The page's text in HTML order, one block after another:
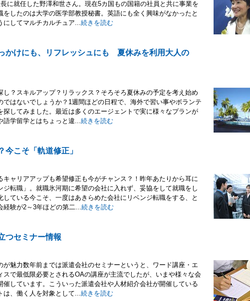
に就任した野澤和世さん。現在5カ国もの国籍の社員と共に事業を
をしたのは大学の医学部教授秘書。英語にも全く興味がなかったと
にしてマルチカルチュア...続きを読む
かけにも、リフレッシュにも 夏休みを利用大人の
し？スキルアップ？リラックス？そろそろ夏休みの予定を考え始め
ではないでしょうか？1週間ほどの日程で、海外で習い事やボランテ
探してみました。最近は多くのエージェントで実に様々なプランが
語学留学とはちょっと違...続きを読む
今こそ「軌道修正」
キャリアアップも希望修正も今がチャンス？！昨年あたりから耳に
ジ転職」。就職氷河期に希望の会社に入れず、妥協をして就職をし
している今こそ、一度はあきらめた会社にリベンジ転職をする、と
経験が2～3年ほどの第二...続きを読む
つセミナー情報
が魅力数年前までは派遣会社のセミナーというと、ワード講座・エ
スで最低限必要とされるOAの講座が主流でしたが、いまや様々な会
催しています。こういった派遣会社や人材紹介会社が開催している
は、働く人を対象として...続きを読む